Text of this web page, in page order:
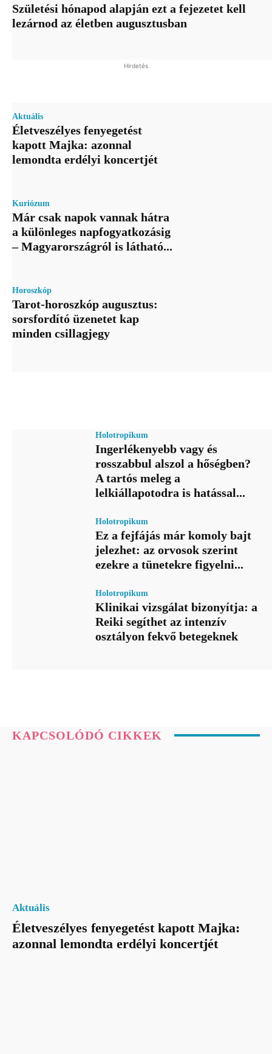
Születési hónapod alapján ezt a fejezetet kell
lezárnod az életben augusztusban
Hirdetés
Aktuális
Életveszélyes fenyegetést
kapott Majka: azonnal
lemondta erdélyi koncertjét
Kuriózum
Már csak napok vannak hátra
a különleges napfogyatkozásig
– Magyarországról is látható...
Horoszkóp
Tarot-horoszkóp augusztus:
sorsfordító üzenetet kap
minden csillagjegy
Holotropikum
Ingerlékenyebb vagy és
rosszabbul alszol a hőségben?
A tartós meleg a
lelkiállapotodra is hatással...
Holotropikum
Ez a fejfájás már komoly bajt
jelezhet: az orvosok szerint
ezekre a tünetekre figyelni...
Holotropikum
Klinikai vizsgálat bizonyítja: a
Reiki segíthet az intenzív
osztályon fekvő betegeknek
KAPCSOLÓDÓ CIKKEK
Aktuális
Életveszélyes fenyegetést kapott Majka:
azonnal lemondta erdélyi koncertjét